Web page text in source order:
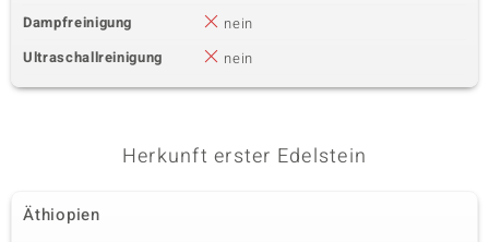
Dampfreinigung
nein
Ultraschallreinigung
nein
Herkunft erster Edelstein
Äthiopien